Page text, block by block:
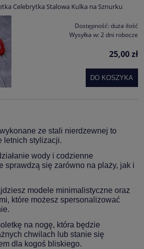
Celebrytka Stalowa Kulka na Sznurku
Dostępność: duża ilość
Wysyłka w: 2 dni robocze
25,00 zł
DO KOSZYKA
ze stali nierdzewnej to
letnich stylizacji.
wody i codzienne
sprawdzą się zarówno na plaży, jak i
modele minimalistyczne oraz
które możesz spersonalizować
na nogę, która będzie
chwilach lub stanie się
dla kogoś bliskiego.